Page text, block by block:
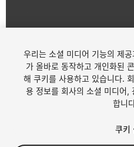
1/
우리는 소셜 미디어 기능의 제
가 올바로 동작하고 개인화된
해 쿠키를 사용하고 있습니다.
용 정보를 회사의 소셜 미디어,
합니
쿠키